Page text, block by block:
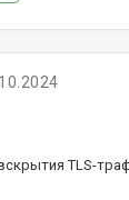
TLS-